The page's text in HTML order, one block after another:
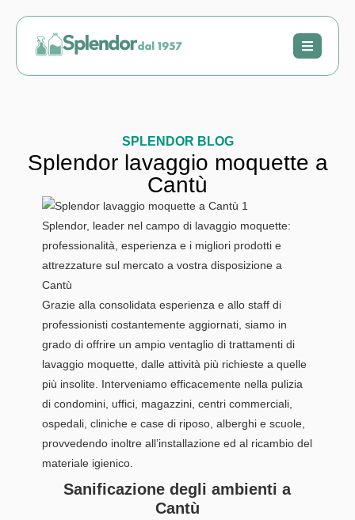
SPLENDOR BLOG
Splendor lavaggio moquette a
Cantù
Splendor, leader nel campo di lavaggio moquette:
professionalità, esperienza e i migliori prodotti e
attrezzature sul mercato a vostra disposizione a
Cantù
Grazie alla consolidata esperienza e allo staff di
professionisti costantemente aggiornati, siamo in
grado di offrire un ampio ventaglio di trattamenti di
lavaggio moquette, dalle attività più richieste a quelle
più insolite. Interveniamo efficacemente nella pulizia
di condomini, uffici, magazzini, centri commerciali,
ospedali, cliniche e case di riposo, alberghi e scuole,
provvedendo inoltre all’installazione ed al ricambio del
materiale igienico.
Sanificazione degli ambienti a
Cantù